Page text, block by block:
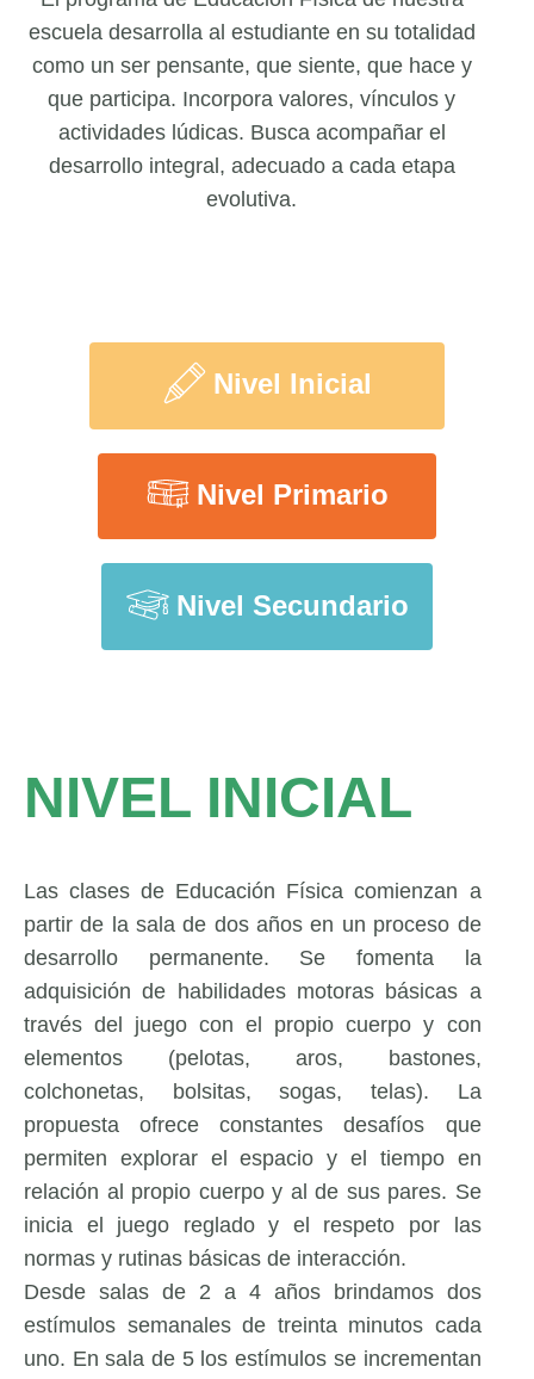
escuela desarrolla al estudiante en su totalidad
como un ser pensante, que siente, que hace y
que participa. Incorpora valores, vínculos y
actividades lúdicas. Busca acompañar el
desarrollo integral, adecuado a cada etapa
evolutiva.
Nivel Inicial
Nivel Primario
Nivel Secundario
NIVEL INICIAL
Las clases de Educación Física comienzan a
partir de la sala de dos años en un proceso de
desarrollo permanente. Se fomenta la
adquisición de habilidades motoras básicas a
través del juego con el propio cuerpo y con
elementos (pelotas, aros, bastones,
colchonetas, bolsitas, sogas, telas). La
propuesta ofrece constantes desafíos que
permiten explorar el espacio y el tiempo en
relación al propio cuerpo y al de sus pares. Se
inicia el juego reglado y el respeto por las
normas y rutinas básicas de interacción.
Desde salas de 2 a 4 años brindamos dos
estímulos semanales de treinta minutos cada
uno. En sala de 5 los estímulos se incrementan